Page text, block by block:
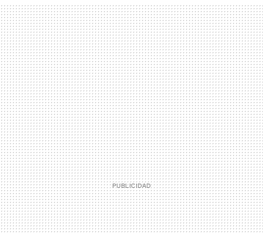
MAIL